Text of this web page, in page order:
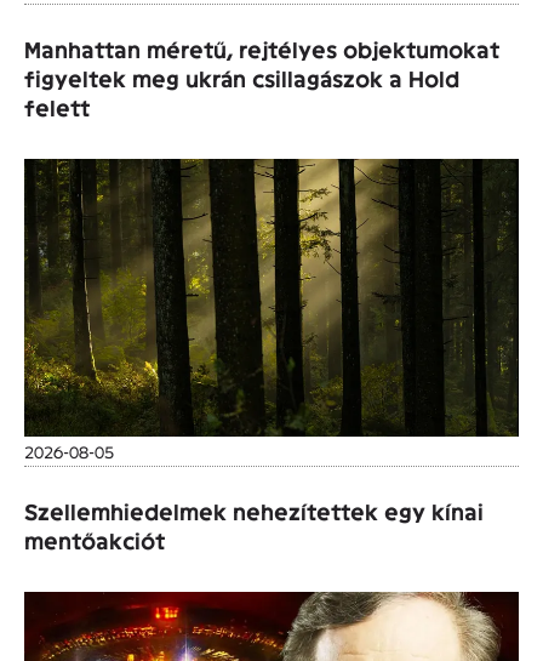
Manhattan méretű, rejtélyes objektumokat
figyeltek meg ukrán csillagászok a Hold
felett
2026-08-05
Szellemhiedelmek nehezítettek egy kínai
mentőakciót